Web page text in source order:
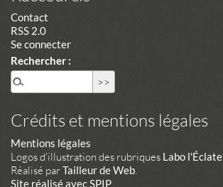
Contact
RSS 2.0
Se connecter
Rechercher :
Crédits et mentions légales
Mentions légales
Logos d'illustration des rubriques Labo l'Éclate
Réalisé parTailleur de Web
Site réalisé avec SPIP